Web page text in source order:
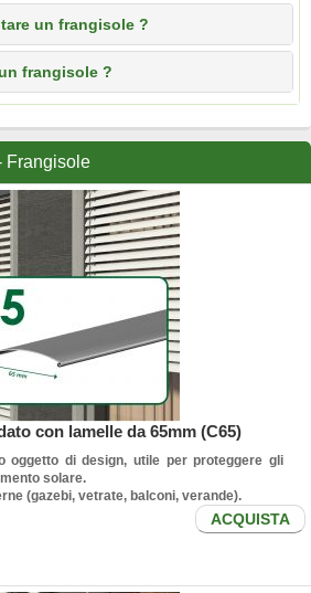
un frangisole ?
frangisole ?
Frangisole
con lamelle da 65mm (C65)
oggetto di design, utile per proteggere gli
solare.
(gazebi, vetrate, balconi, verande).
ACQUISTA